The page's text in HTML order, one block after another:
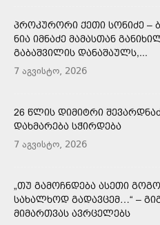
ᲞᲠᲝᲙᲣᲠᲝᲠᲘ ᲥᲔᲗᲘ ᲡᲝᲜᲘᲫᲔ –
ᲜᲘᲐ ᲘᲛᲜᲐᲫᲔ ᲛᲐᲛᲐᲡᲗᲐᲜ
ᲒᲐᲑᲐᲨᲕᲘᲚᲘᲡ ᲓᲐᲜᲐᲨᲐᲣᲚᲡ,...
7 აგვისტო, 2026
26 ᲬᲚᲘᲡ ᲓᲘᲛᲘᲢᲠᲘ
ᲓᲐᲮᲛᲐᲠᲔᲑᲐ ᲡᲭᲘᲠᲓᲔᲑᲐ
7 აგვისტო, 2026
„ᲗᲣ ᲒᲐᲛᲝᲩᲜᲓᲔᲑᲐ ᲐᲡᲔᲗᲘ
ᲡᲐᲮᲐᲚᲮᲝᲓ ᲒᲐᲓᲐᲕᲪᲔᲛ…“ –
ᲛᲘᲛᲐᲠᲗᲕᲐᲡ ᲐᲕᲠᲪᲔᲚᲔᲑᲡ